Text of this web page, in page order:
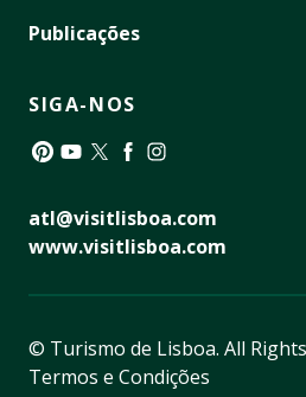
Publicações
SIGA-NOS
atl@visitlisboa.com
www.visitlisboa.com
© Turismo de Lisboa. All
Termos e Condições